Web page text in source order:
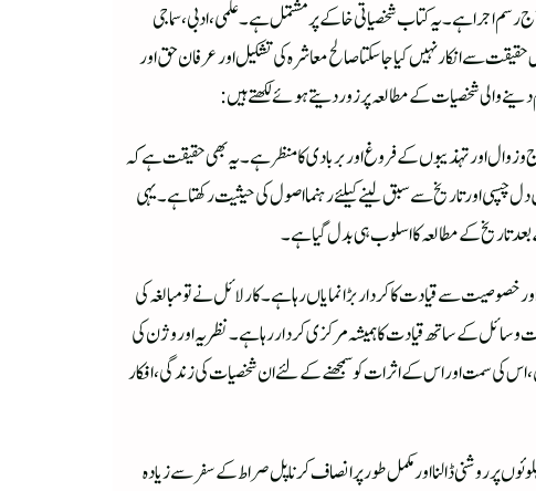
اجر ا ہے۔یہ کتاب شخصیاتی خاکے پر مشتمل ہے۔علمی ، ادبی ، سماجی
حقیقت سے انکار نہیں کیا جاسکتا صالح معاشرہ کی تشکیل اور عرفان حق اور
والی شخصیات کے مطالعہ پر زور دیتے ہوئے لکھتے ہیں :
زوال اور تہذیبوں کے فروغ اور بربادی کا منظر ہے۔یہ بھی حقیقت ہے کہ
اور تاریخ سے سبق لینے کیلئے رہنما اصول کی حیثیت رکھتا ہے۔یہی
تاریخ کے مطالعہ کا اسلوب ہی بدل گیاہے۔
خصوصیت سے قیادت کا کردار بڑا نمایاں رہا ہے۔کار لائل نے تو مبالغہ کی
و سائل کے ساتھ قیادت کا ہمیشہ مرکزی کردار رہا ہے ۔نظریہ اور وژن کی
کی سمت اور اس کے اثرات کو سمجھنے کے لئے ان شخصیات کی زندگی ،افکار
روشنی ڈالنا اور مکمل طور پر انصاف کرنا پل صراط کے سفر سے زیادہ